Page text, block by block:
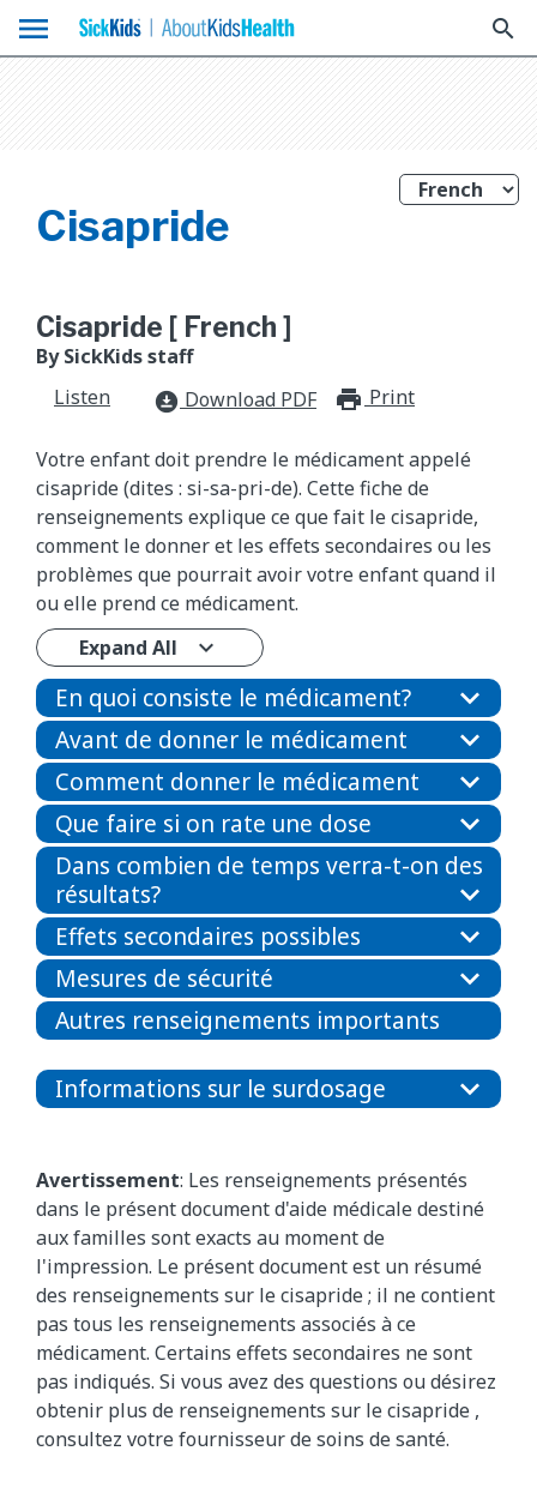
menu search
Cisapride
Cisapride [ French ]
By SickKids staff
Listen
download_for_offline Download PDF Print
Votre enfant doit prendre le médicament appelé
cisapride (dites : si-sa-pri-de). Cette fiche de
renseignements explique ce que fait le cisapride,
comment le donner et les effets secondaires ou les
problèmes que pourrait avoir votre enfant quand il
ou elle prend ce médicament.
Expand All
En quoi consiste le médicament?
Avant de donner le médicament
Comment donner le médicament
Que faire si on rate une dose
Dans combien de temps verra-t-on des
résultats?
Effets secondaires possibles
Mesures de sécurité
Autres renseignements importants
Informations sur le surdosage
Avertissement: Les renseignements présentés
dans le présent document d'aide médicale destiné
aux familles sont exacts au moment de
l'impression. Le présent document est un résumé
des renseignements sur le cisapride; il ne contient
pas tous les renseignements associés à ce
médicament. Certains effets secondaires ne sont
pas indiqués. Si vous avez des questions ou désirez
obtenir plus de renseignements sur lecisapride ,
consultez votre fournisseur de soins de santé.